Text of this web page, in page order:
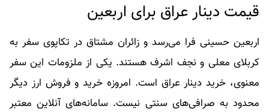
قیمت دینار عراق برای اربعین
اربعین حسینی فرا می‌رسد و زائران مشتاق در تکاپوی سفر به
کربلای معلی و نجف اشرف هستند. یکی از ملزومات این سفر
معنوی، خرید دینار عراق است. امروزه خرید و فروش ارز دیگر
محدود به صرافی‌های سنتی نیست. سامانه‌های آنلاین معتبر